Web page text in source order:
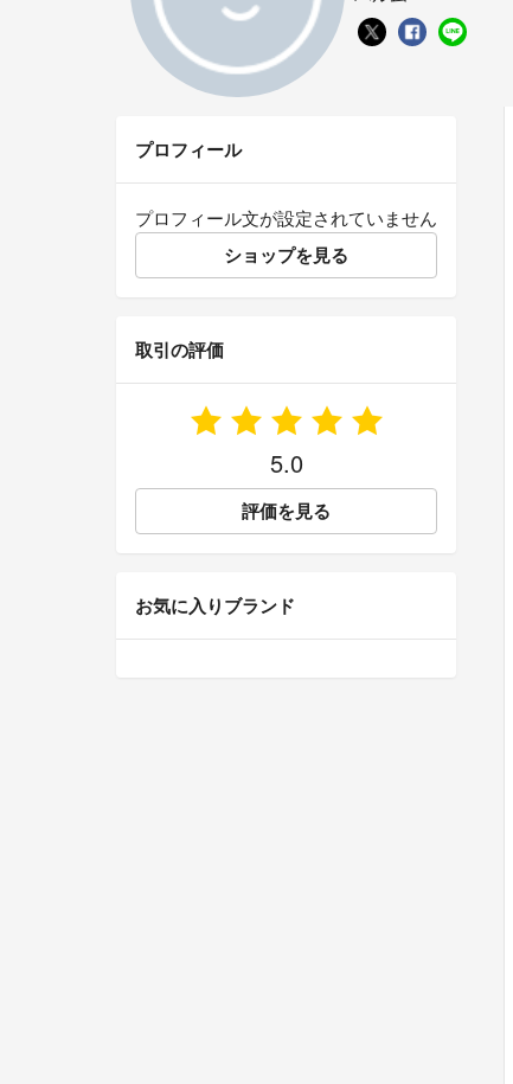
プロフィール
プロフィール文が設定されていません
ショップを見る
取引の評価
5.0
評価を見る
お気に入りブランド